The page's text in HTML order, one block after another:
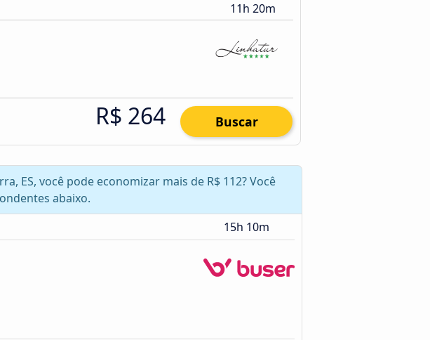
11h 20m
R$ 264 Buscar
ES, você pode economizar mais de R$ 112? Você
abaixo.
15h 10m